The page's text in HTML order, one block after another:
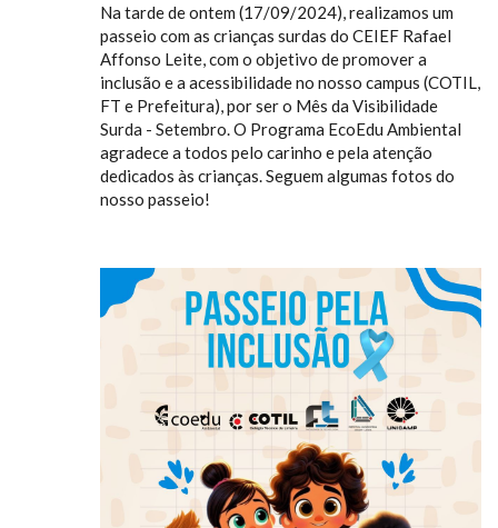
Na tarde de ontem (17/09/2024), realizamos um
passeio com as crianças surdas do CEIEF Rafael
Affonso Leite, com o objetivo de promover a
inclusão e a acessibilidade no nosso campus (COTIL,
FT e Prefeitura), por ser o Mês da Visibilidade
Surda - Setembro. O Programa EcoEdu Ambiental
agradece a todos pelo carinho e pela atenção
dedicados às crianças. Seguem algumas fotos do
nosso passeio!